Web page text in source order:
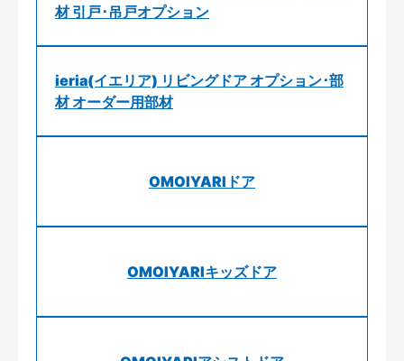
材 引戸･吊戸オプション
ieria(イエリア) リビングドア オプション･部
材 オーダー用部材
OMOIYARIドア
OMOIYARIキッズドア